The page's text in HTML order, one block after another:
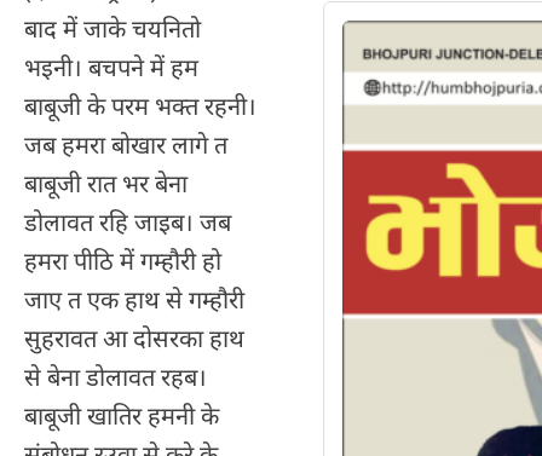
बाद में जाके चयनितो
भइनी। बचपने में हम
बाबूजी के परम भक्त रहनी।
जब हमरा बोखार लागे त
बाबूजी रात भर बेना
डोलावत रहि जाइब। जब
हमरा पीठि में गम्हौरी हो
जाए त एक हाथ से गम्हौरी
सुहरावत आ दोसरका हाथ
से बेना डोलावत रहब।
बाबूजी खातिर हमनी के